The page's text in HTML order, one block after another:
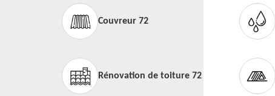
Couvreur 72
Rénovation de toiture 72